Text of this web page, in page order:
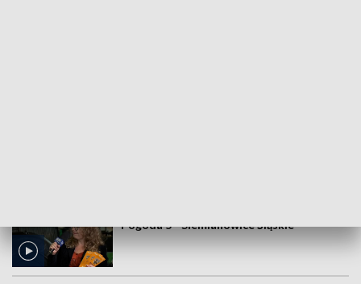
Pogoda 5 - Siemianowice Śląskie